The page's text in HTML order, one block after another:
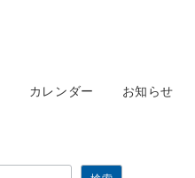
カレンダー お知らせ